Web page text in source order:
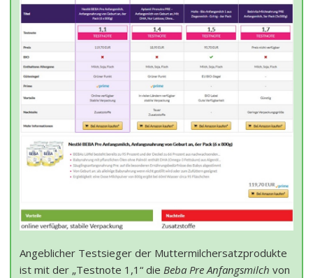
Angeblicher Testsieger der Muttermilchersatzprodukte
ist mit der „Testnote 1,1“ die Beba Pre Anfangsmilch von